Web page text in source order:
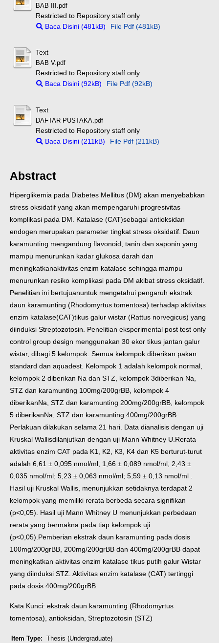
BAB III.pdf
Restricted to Repository staff only
Baca Disini (481kB)
File Pdf (481kB)
Text
BAB V.pdf
Restricted to Repository staff only
Baca Disini (92kB)
File Pdf (92kB)
Text
DAFTAR PUSTAKA.pdf
Restricted to Repository staff only
Baca Disini (211kB)
File Pdf (211kB)
Abstract
Hiperglikemia pada Diabetes Mellitus (DM) akan menyebabkan
stress oksidatif yang akan mempengaruhi progresivitas
komplikasi pada DM. Katalase (CAT)sebagai antioksidan
endogen merupakan parameter tingkat stress oksidatif. Daun
karamunting mengandung flavonoid, tanin dan saponin yang
mampu menurunkan kadar glukosa darah dan
meningkatkanaktivitas enzim katalase sehingga mampu
menurunkan resiko komplikasi pada DM akibat stress oksidatif.
Penelitian ini bertujuanuntuk mengetahui pengaruh ekstrak
daun karamunting (Rhodomyrtus tomentosa) terhadap aktivitas
enzim katalase(CAT)tikus galur wistar (Rattus norvegicus) yang
diinduksi Streptozotosin.
Penelitian eksperimental post test only
control group design menggunakan 30 ekor tikus jantan galur
wistar, dibagi 5 kelompok. Semua kelompok diberikan pakan
standard dan aquadest. Kelompok 1 adalah kelompok normal,
kelompok 2 diberikan Na dan STZ, kelompok 3diberikan Na,
STZ dan karamunting 100mg/200grBB, kelompok 4
diberikanNa, STZ dan karamunting 200mg/200grBB, kelompok
5 diberikanNa, STZ dan karamunting 400mg/200grBB.
Perlakuan dilakukan selama 21 hari. Data dianalisis dengan uji
Kruskal Wallisdilanjutkan dengan uji Mann Whitney U. Rerata
aktivitas enzim CAT pada K1, K2, K3, K4 dan K5 berturut-turut
adalah 6,61 ± 0,095 nmol/ml; 1,66 ± 0,089 nmol/ml; 2,43 ±
0,035 nmol/ml; 5,23 ± 0,063 nmol/ml; 5,59 ± 0,13 nmol/ml .
Hasil uji Kruskal Wallis, menunjukkan setidaknya terdapat 2
kelompok yang memiliki rerata berbeda secara signifikan
(p<0,05). Hasil uji Mann Whitney U menunjukkan perbedaan
rerata yang bermakna pada tiap kelompok uji
(p<0,05).Pemberian ekstrak daun karamunting pada dosis
100mg/200grBB, 200mg/200grBB dan 400mg/200grBB dapat
meningkatkan aktivitas enzim katalase tikus putih galur Wistar
yang diinduksi STZ. Aktivitas enzim katalase (CAT) tertinggi
pada dosis 400mg/200grBB.
Kata Kunci: ekstrak daun karamunting (Rhodomyrtus
tomentosa), antioksidan, Streptozotosin (STZ)
Item Type: Thesis (Undergraduate)